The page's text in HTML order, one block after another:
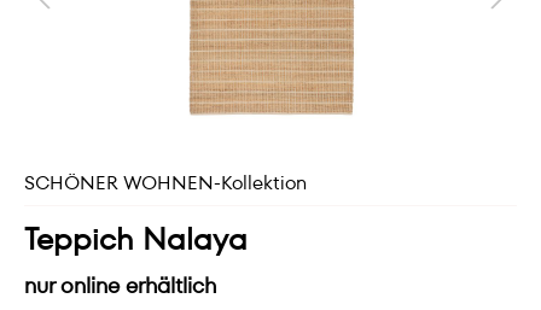
SCHÖNER WOHNEN-Kollektion
Teppich Nalaya
nur online erhältlich